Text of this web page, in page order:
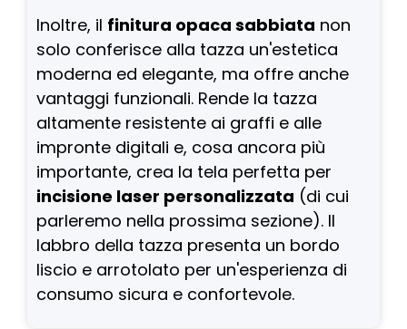
Inoltre, il finitura opaca sabbiata non
solo conferisce alla tazza un'estetica
moderna ed elegante, ma offre anche
vantaggi funzionali. Rende la tazza
altamente resistente ai graffi e alle
impronte digitali e, cosa ancora più
importante, crea la tela perfetta per
incisione laser personalizzata (di cui
parleremo nella prossima sezione). Il
labbro della tazza presenta un bordo
liscio e arrotolato per un'esperienza di
consumo sicura e confortevole.